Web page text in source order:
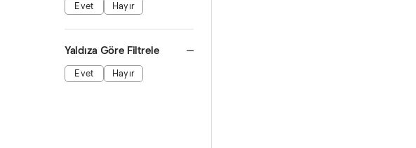
Evet Hayır
Yaldıza Göre Filtrele
Evet Hayır